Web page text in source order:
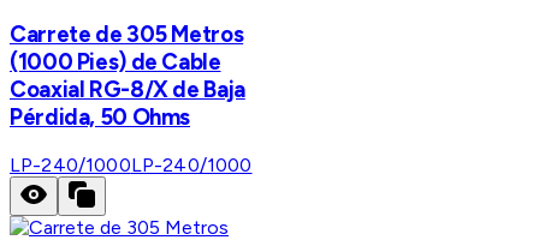
Carrete de 305 Metros
(1000 Pies) de Cable
Coaxial RG-8/X de Baja
Pérdida, 50 Ohms
LP-240/1000LP-240/1000